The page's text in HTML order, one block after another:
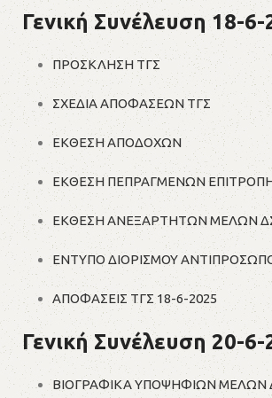
Γενική Συνέλευση 18-6-
ΠΡΟΣΚΛΗΣΗ ΤΓΣ
ΣΧΕΔΙΑ ΑΠΟΦΑΣΕΩΝ ΤΓΣ
ΕΚΘΕΣΗ ΑΠΟΔΟΧΩΝ
ΕΚΘΕΣΗ ΠΕΠΡΑΓΜΕΝΩΝ
ΕΚΘΕΣΗ ΑΝΕΞΑΡΤΗΤΩΝ ΜΕΛΩΝ
ΕΝΤΥΠΟ ΔΙΟΡΙΣΜΟΥ
ΑΠΟΦΑΣΕΙΣ ΤΓΣ 18-6-2025
Γενική Συνέλευση 20-6-
ΒΙΟΓΡΑΦΙΚΑ ΥΠΟΨΗΦΙΩΝ ΜΕΛΩΝ